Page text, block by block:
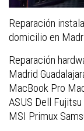
Reparación
domicilio en
Reparación
Madrid
MacBook Pro
ASUS Dell
MSI Primux